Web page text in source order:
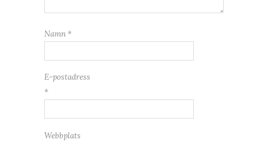
Namn *
E-postadress
*
Webbplats